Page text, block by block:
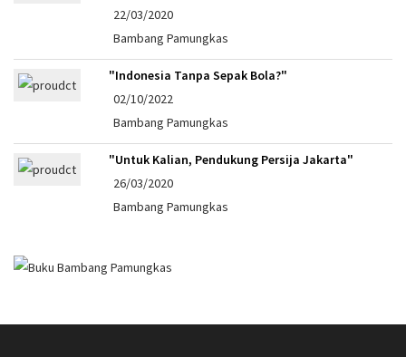
22/03/2020
Bambang Pamungkas
"Indonesia Tanpa Sepak Bola?"
02/10/2022
Bambang Pamungkas
"Untuk Kalian, Pendukung Persija Jakarta"
26/03/2020
Bambang Pamungkas